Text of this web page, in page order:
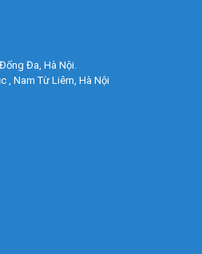
Đa, Hà Nội.
, Nam Từ Liêm, Hà Nội